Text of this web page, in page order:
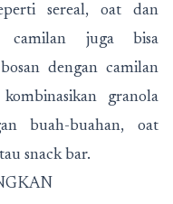
sereal, oat dan
camilan juga bisa
dengan camilan
granola
buah-buahan, oat
snack bar.